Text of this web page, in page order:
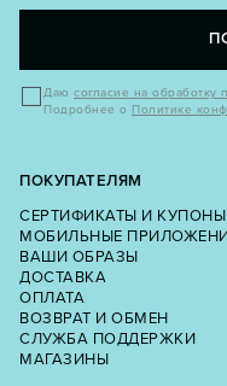
Даю согласие на обработку
Подробнее о Политике
ПОКУПАТЕЛЯМ
СЕРТИФИКАТЫ И КУПОНЫ
МОБИЛЬНЫЕ
ВАШИ ОБРАЗЫ
ДОСТАВКА
ОПЛАТА
ВОЗВРАТ И ОБМЕН
СЛУЖБА ПОДДЕРЖКИ
МАГАЗИНЫ